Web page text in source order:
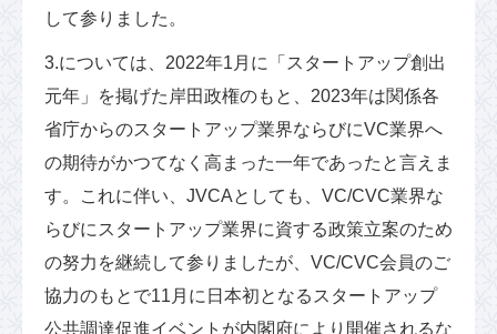
して参りました。
3.については、2022年1月に「スタートアップ創出
元年」を掲げた岸田政権のもと、2023年は関係各
省庁からのスタートアップ業界ならびにVC業界へ
の期待がかつてなく高まった一年であったと言えま
す。これに伴い、JVCAとしても、VC/CVC業界な
らびにスタートアップ業界に資する政策立案のため
の努力を継続して参りましたが、VC/CVC会員のご
協力のもとで11月に日本初となるスタートアップ
公共調達促進イベントが内閣府により開催されるな